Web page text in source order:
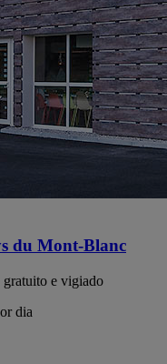
du Mont-Blanc
gratuito e vigiado
dia